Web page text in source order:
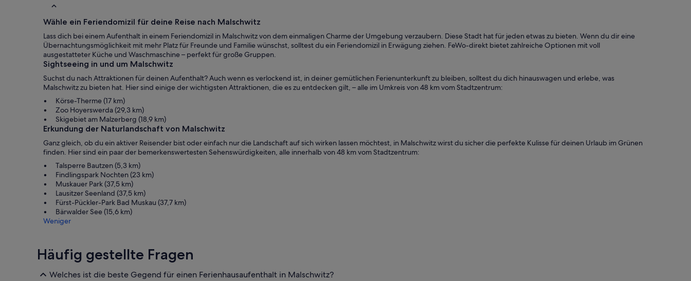
Wähle ein Feriendomizil für deine Reise nach Malschwitz
Lass dich bei einem Aufenthalt in einem Feriendomizil in Malschwitz von dem einmaligen Charme der Umgebung verzaubern. Diese Stadt hat für jeden etwas zu bieten. Wenn du dir eine
Übernachtungsmöglichkeit mit mehr Platz für Freunde und Familie wünschst, solltest du ein Feriendomizil in Erwägung ziehen. FeWo-direkt bietet zahlreiche Optionen mit voll
ausgestatteter Küche und Waschmaschine – perfekt für große Gruppen.
Sightseeing in und um Malschwitz
Suchst du nach Attraktionen für deinen Aufenthalt? Auch wenn es verlockend ist, in deiner gemütlichen Ferienunterkunft zu bleiben, solltest du dich hinauswagen und erlebe, was
Malschwitz zu bieten hat. Hier sind einige der wichtigsten Attraktionen, die es zu entdecken gilt, – alle im Umkreis von 48 km vom Stadtzentrum:
Körse-Therme (17 km)
Zoo Hoyerswerda (29,3 km)
Skigebiet am Malzerberg (18,9 km)
Erkundung der Naturlandschaft von Malschwitz
Ganz gleich, ob du ein aktiver Reisender bist oder einfach nur die Landschaft auf sich wirken lassen möchtest, in Malschwitz wirst du sicher die perfekte Kulisse für deinen Urlaub im Grünen
finden. Hier sind ein paar der bemerkenswertesten Sehenswürdigkeiten, alle innerhalb von 48 km vom Stadtzentrum:
Talsperre Bautzen (5,3 km)
Findlingspark Nochten (23 km)
Muskauer Park (37,5 km)
Lausitzer Seenland (37,5 km)
Fürst-Pückler-Park Bad Muskau (37,7 km)
Bärwalder See (15,6 km)
Weniger
Häufig gestellte Fragen
Welches ist die beste Gegend für einen Ferienhausaufenthalt in Malschwitz?